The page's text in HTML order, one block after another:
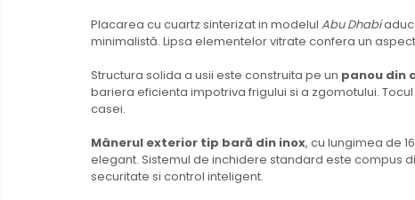
Placarea cu cuartz sinterizat in modelul Abu Dhabi
minimalistă. Lipsa elementelor vitrate confera un
Structura solida a usii este construita pe un panou din
bariera eficienta impotriva frigului si a zgomotului.
casei.
Mânerul exterior tip bară din inox, cu lungimea de
elegant. Sistemul de inchidere standard este compus
securitate si control inteligent.